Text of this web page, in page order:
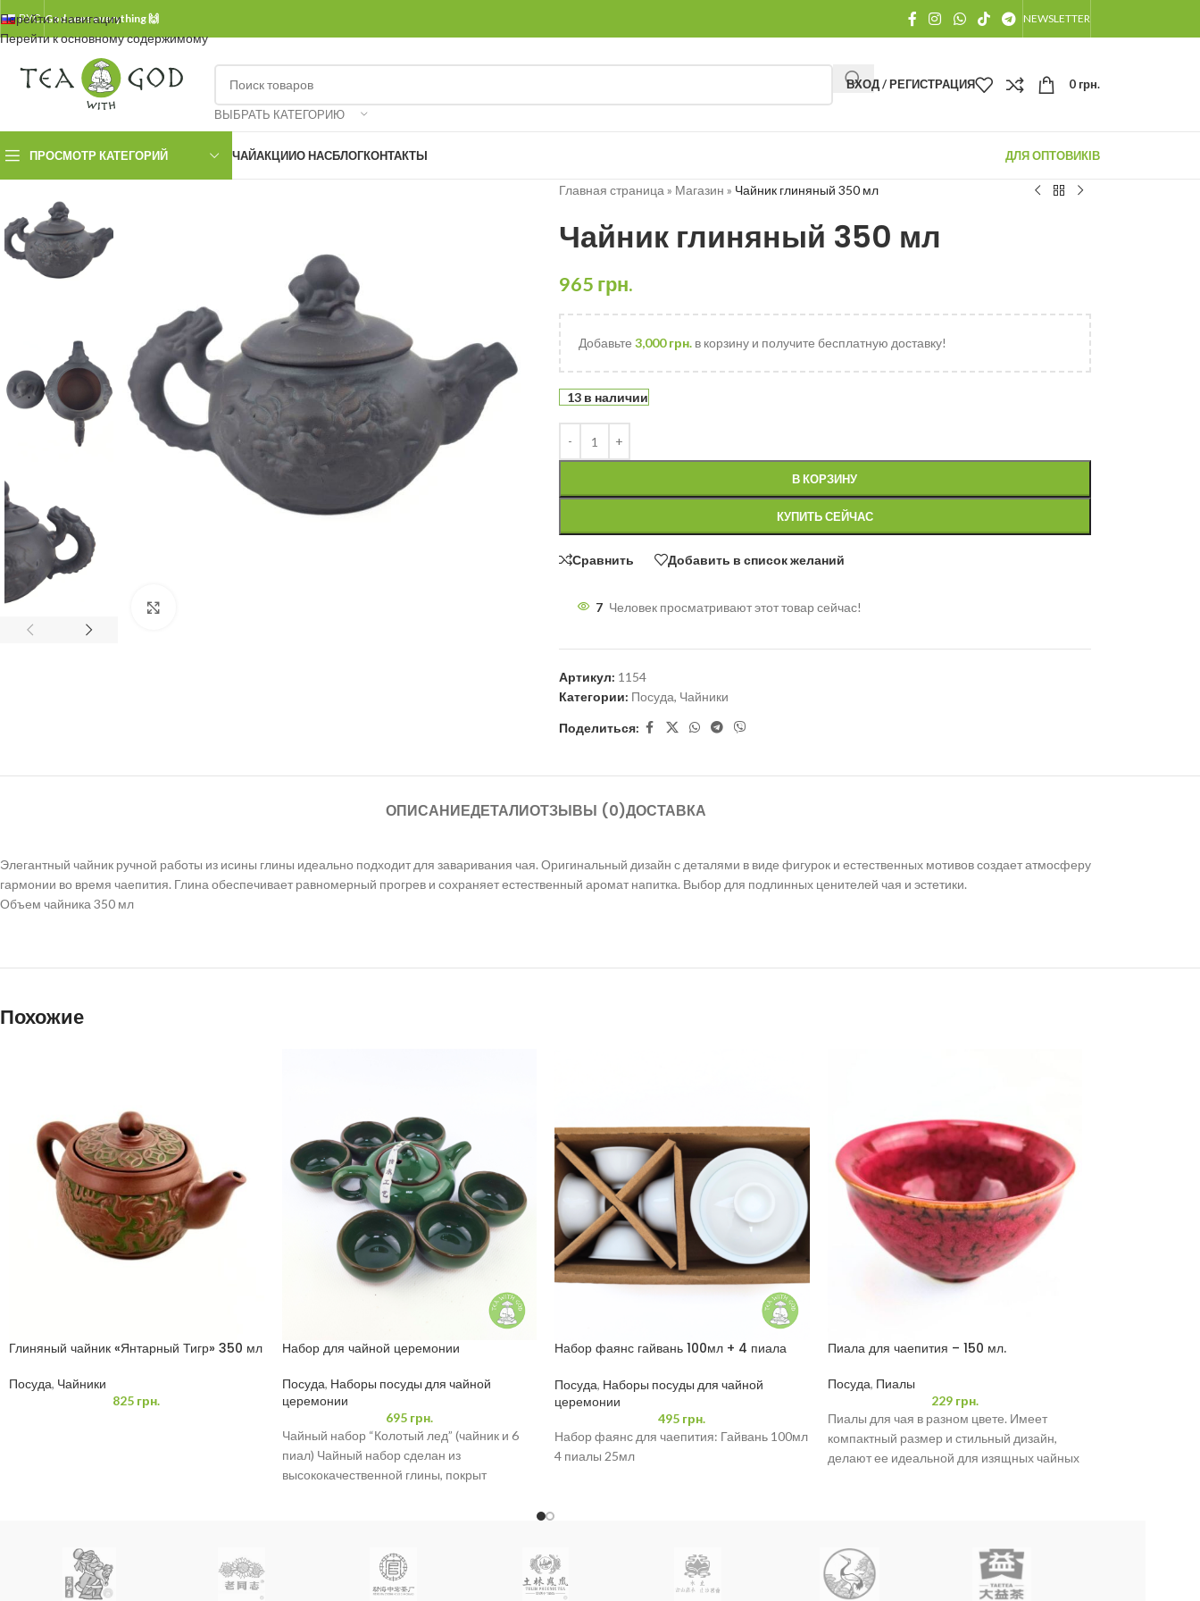
Перейти к навигации
Перейти к основному содержимому
РУС.God sees everything 🙌 NEWSLETTER
ВЫБРАТЬ КАТЕГОРИЮ
ВХОД / РЕГИСТРАЦИЯ 0 грн.
ПРОСМОТР КАТЕГОРИЙ ЧАЙАКЦИИО НАСБЛОГКОНТАКТЫ ДЛЯ ОПТОВИКІВ
Главная страница » Магазин » Чайник глиняный 350 мл
Чайник глиняный 350 мл
965 грн.
Добавьте 3,000грн.в корзину и получите бесплатную доставку!
13 в наличии
В КОРЗИНУ
КУПИТЬ СЕЙЧАС
Сравнить Добавить в список желаний
7 Человек просматривают этот товар сейчас!
Артикул: 1154
Категории: Посуда, Чайники
Поделиться:
ОПИСАНИЕДЕТАЛИОТЗЫВЫ (0)ДОСТАВКА
Элегантный чайник ручной работы из исины глины идеально подходит для заваривания чая. Оригинальный дизайн с деталями в виде фигурок и естественных мотивов создает атмосферу
гармонии во время чаепития. Глина обеспечивает равномерный прогрев и сохраняет естественный аромат напитка. Выбор для подлинных ценителей чая и эстетики.
Объем чайника 350 мл
Похожие
Глиняный чайник «Янтарный Тигр» 350 мл
Посуда, Чайники
825 грн.
Набор для чайной церемонии
Посуда, Наборы посуды для чайной
церемонии
695грн.
Чайный набор “Колотый лед” (чайник и 6
пиал) Чайный набор сделан из
высококачественной глины, покрыт
Набор фаянс гайвань 100мл + 4 пиала
Посуда, Наборы посуды для чайной
церемонии
495 грн.
Набор фаянс для чаепития: Гайвань 100мл
4 пиалы 25мл
Пиала для чаепития – 150 мл.
Посуда, Пиалы
229грн.
Пиалы для чая в разном цвете. Имеет
компактный размер и стильный дизайн,
делают ее идеальной для изящных чайных